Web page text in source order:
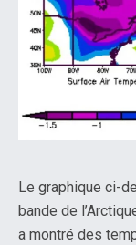
Le graphique ci-
bande de
a montré des